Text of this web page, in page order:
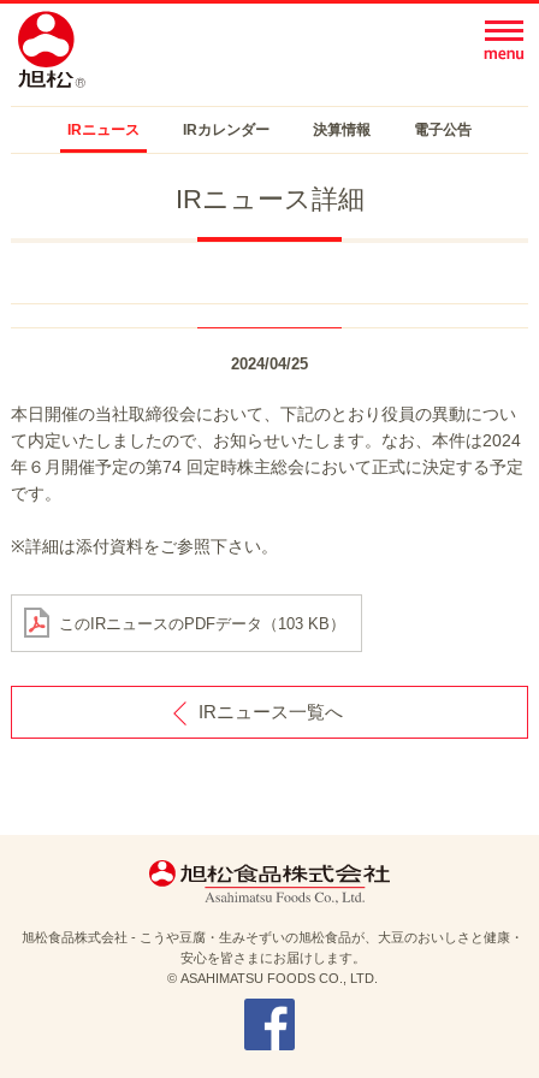
IRニュース IRカレンダー 決算情報 電子公告
IRニュース詳細
2024/04/25
本日開催の当社取締役会において、下記のとおり役員の異動につい
て内定いたしましたので、お知らせいたします。なお、本件は2024
年６月開催予定の第74 回定時株主総会において正式に決定する予定
です。
※詳細は添付資料をご参照下さい。
このIRニュースのPDFデータ（103 KB）
IRニュース一覧へ
旭松食品株式会社 - こうや豆腐・生みそずいの旭松食品が、大豆のおいしさと健康・
安心を皆さまにお届けします。
© ASAHIMATSU FOODS CO., LTD.